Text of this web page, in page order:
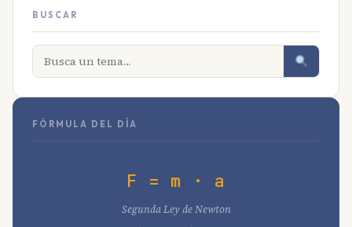
BUSCAR
FÓRMULA DEL DÍA
F = m · a
Segunda Ley de Newton